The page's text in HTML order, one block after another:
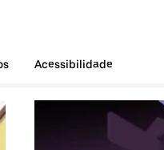
Acessibilidade